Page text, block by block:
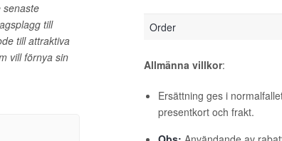
senaste
till
till attraktiva
vill förnya sin
Order
Allmänna villkor:
Ersättning ges i
presentkort och frakt.